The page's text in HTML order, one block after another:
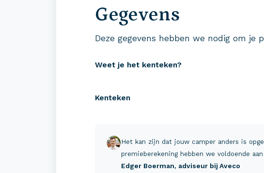
Gegevens
Deze gegevens hebben we nodig om je
Weet je het kenteken?
Kenteken
Het kan zijn dat jouw camper anders is
premieberekening hebben we voldoende
Edger Boerman, adviseur bij Aveco
Wij staan voor je klaar!
Buscamper verzekeren
Caravan verzekeren
Pechhulp+
Schadeverzekering